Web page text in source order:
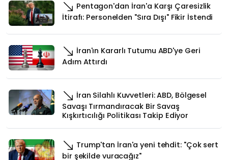
Pentagon'dan İran'a Karşı Çaresizlik
İtirafı: Personelden "Sıra Dışı" Fikir İstendi
İran'ın Kararlı Tutumu ABD'ye Geri
Adım Attırdı
İran Silahlı Kuvvetleri: ABD, Bölgesel
Savaşı Tırmandıracak Bir Savaş
Kışkırtıcılığı Politikası Takip Ediyor
Trump'tan İran'a yeni tehdit: "Çok sert
bir şekilde vuracağız"